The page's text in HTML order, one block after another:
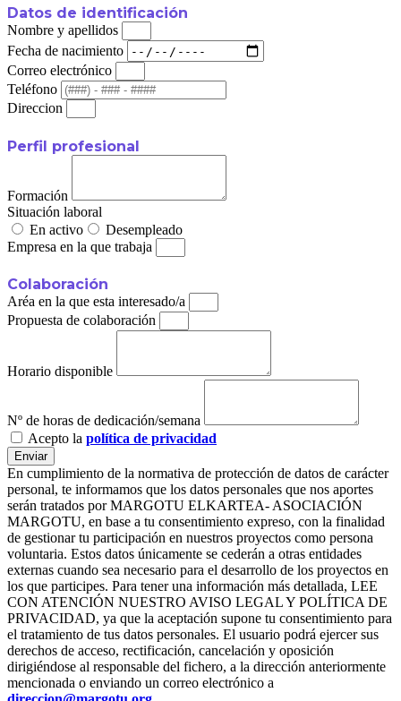
Datos de identificación
Nombre y apellidos
Fecha de nacimiento
Correo electrónico
Teléfono
Direccion
Perfil profesional
Formación
Situación laboral
En activo
Desempleado
Empresa en la que trabaja
Colaboración
Aréa en la que esta interesado/a
Propuesta de colaboración
Horario disponible
Nº de horas de dedicación/semana
Acepto la política de privacidad
Enviar
En cumplimiento de la normativa de protección de datos de carácter
personal, te informamos que los datos personales que nos aportes
serán tratados por MARGOTU ELKARTEA- ASOCIACIÓN
MARGOTU, en base a tu consentimiento expreso, con la finalidad
de gestionar tu participación en nuestros proyectos como persona
voluntaria. Estos datos únicamente se cederán a otras entidades
externas cuando sea necesario para el desarrollo de los proyectos en
los que participes. Para tener una información más detallada, LEE
CON ATENCIÓN NUESTRO AVISO LEGAL Y POLÍTICA DE
PRIVACIDAD, ya que la aceptación supone tu consentimiento para
el tratamiento de tus datos personales. El usuario podrá ejercer sus
derechos de acceso, rectificación, cancelación y oposición
dirigiéndose al responsable del fichero, a la dirección anteriormente
mencionada o enviando un correo electrónico a